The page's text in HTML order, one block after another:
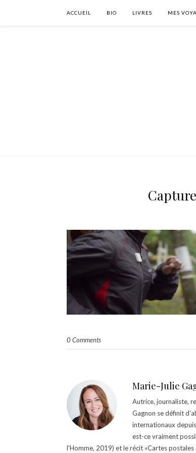
ACCUEIL BIO LIVRES MES
0 Comments
Marie-Julie
Autrice, journaliste,
Gagnon se définit
internationaux
est-ce vraiment
l'Homme, 2019) et le récit «Cartes